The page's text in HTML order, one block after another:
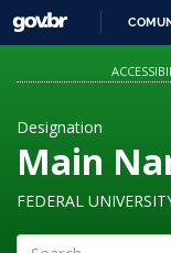
GOVBR
Designation
Main
FEDERAL